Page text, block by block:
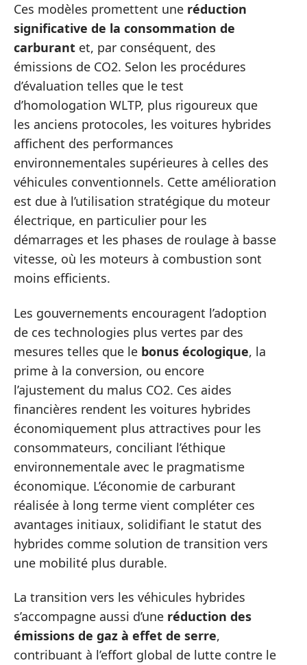
Ces modèles promettent une réduction
significative de la consommation de
carburant et, par conséquent, des
émissions de CO2. Selon les procédures
d’évaluation telles que le test
d’homologation WLTP, plus rigoureux que
les anciens protocoles, les voitures hybrides
affichent des performances
environnementales supérieures à celles des
véhicules conventionnels. Cette amélioration
est due à l’utilisation stratégique du moteur
électrique, en particulier pour les
démarrages et les phases de roulage à basse
vitesse, où les moteurs à combustion sont
moins efficients.
Les gouvernements encouragent l’adoption
de ces technologies plus vertes par des
mesures telles que le bonus écologique, la
prime à la conversion, ou encore
l’ajustement du malus CO2. Ces aides
financières rendent les voitures hybrides
économiquement plus attractives pour les
consommateurs, conciliant l’éthique
environnementale avec le pragmatisme
économique. L’économie de carburant
réalisée à long terme vient compléter ces
avantages initiaux, solidifiant le statut des
hybrides comme solution de transition vers
une mobilité plus durable.
La transition vers les véhicules hybrides
s’accompagne aussi d’une réduction des
émissions de gaz à effet de serre,
contribuant à l’effort global de lutte contre le